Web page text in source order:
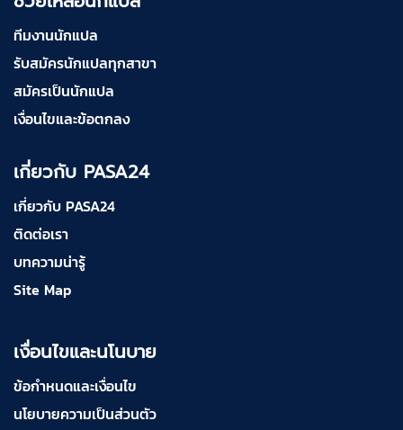
ทีมงานนักแปล
รับสมัครนักแปลทุกสาขา
สมัครเป็นนักแปล
เงื่อนไขและข้อตกลง
เกี่ยวกับ PASA24
เกี่ยวกับ PASA24
ติดต่อเรา
บทความน่ารู้
Site Map
เงื่อนไขและนโนบาย
ข้อกำหนดและเงื่อนไข
นโยบายความเป็นส่วนตัว